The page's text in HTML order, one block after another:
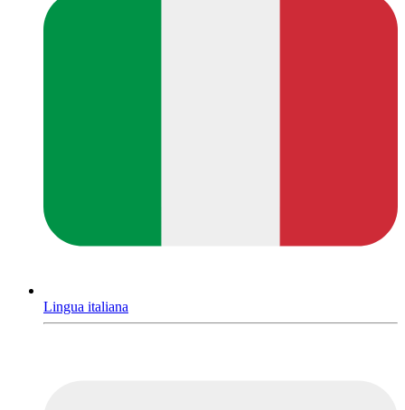
Lingua italiana